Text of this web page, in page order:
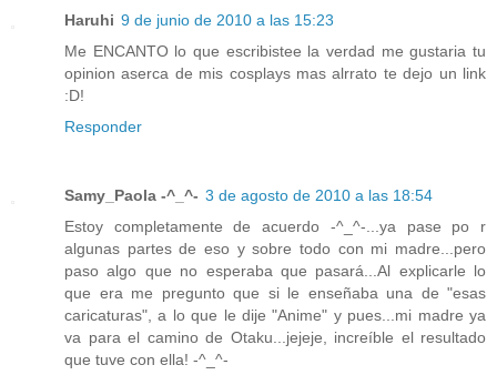
Haruhi 9 de junio de 2010 a las 15:23
Me ENCANTO lo que escribistee la verdad me gustaria tu
opinion aserca de mis cosplays mas alrrato te dejo un link
:D!
Responder
Samy_Paola -^_^- 3 de agosto de 2010 a las 18:54
Estoy completamente de acuerdo -^_^-...ya pase po r
algunas partes de eso y sobre todo con mi madre...pero
paso algo que no esperaba que pasará...Al explicarle lo
que era me pregunto que si le enseñaba una de "esas
caricaturas", a lo que le dije "Anime" y pues...mi madre ya
va para el camino de Otaku...jejeje, increíble el resultado
que tuve con ella! -^_^-